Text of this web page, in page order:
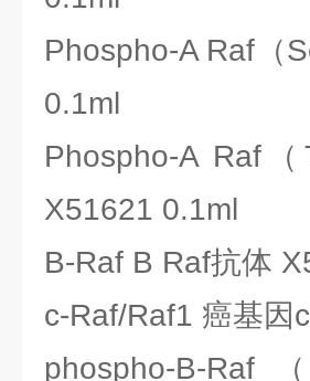
Phospho-A Raf（
0.1ml
Phospho-A Raf
X51621 0.1ml
B-Raf B Raf抗体
c-Raf/Raf1 癌基因
phospho-B-Raf